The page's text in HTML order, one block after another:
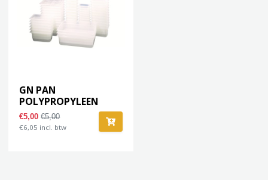
GN PAN
POLYPROPYLEEN
1/6GN-65M
€5,00€5,00
€6,05 incl. btw